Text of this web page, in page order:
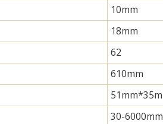
10mm
18mm
62
610mm
30-